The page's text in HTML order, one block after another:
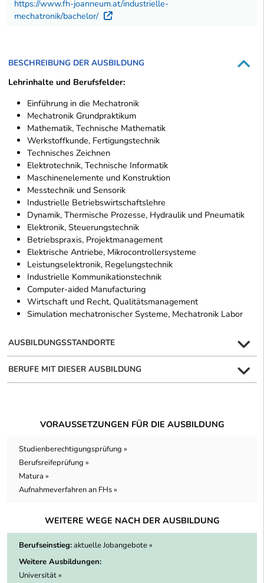
https://www.fh-joanneum.at/industrielle-
mechatronik/bachelor/
Externer Link
BESCHREIBUNG DER AUSBILDUNG
Lehrinhalte und Berufsfelder:
Einführung in die Mechatronik
Mechatronik Grundpraktikum
Mathematik, Technische Mathematik
Werkstoffkunde, Fertigungstechnik
Technisches Zeichnen
Elektrotechnik, Technische Informatik
Maschinenelemente und Konstruktion
Messtechnik und Sensorik
Industrielle Betriebswirtschaftslehre
Dynamik, Thermische Prozesse, Hydraulik und Pneumatik
Elektronik, Steuerungstechnik
Betriebspraxis, Projektmanagement
Elektrische Antriebe, Mikrocontrollersysteme
Leistungselektronik, Regelungstechnik
Industrielle Kommunikationstechnik
Computer-aided Manufacturing
Wirtschaft und Recht, Qualitätsmanagement
Simulation mechatronischer Systeme, Mechatronik Labor
AUSBILDUNGSSTANDORTE
BERUFE MIT DIESER AUSBILDUNG
VORAUSSETZUNGEN FÜR DIE AUSBILDUNG
Studienberechtigungsprüfung »
Berufsreifeprüfung »
Matura »
Aufnahmeverfahren an FHs »
WEITERE WEGE NACH DER AUSBILDUNG
Berufseinstieg:aktuelle Jobangebote »
Weitere Ausbildungen:
Universität »